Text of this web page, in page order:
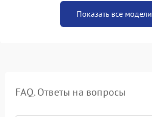
Показать все модели
FAQ. Ответы на вопросы